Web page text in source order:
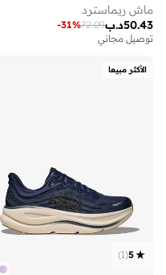
ماش ريماسترد
د.ب50.43
72.09
-31%
توصيل مجاني
الأكثر مبيعا
5
(
1
)